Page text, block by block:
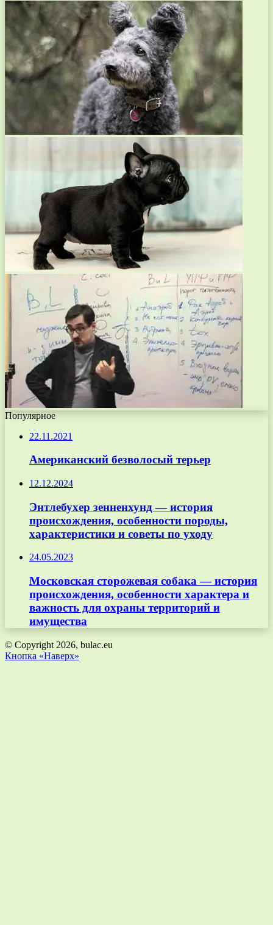
Популярное
22.11.2021
Американский безволосый терьер
12.12.2024
Энтлебухер зенненхунд — история
происхождения, особенности породы,
характеристики и советы по уходу
24.05.2023
Московская сторожевая собака — история
происхождения, особенности характера и
важность для охраны территорий и
имущества
© Copyright 2026, bulac.eu
Кнопка «Наверх»